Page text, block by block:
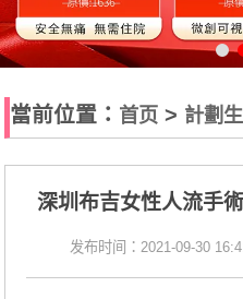
當前位置： 首页 > 計劃
深圳布吉女性人流手
发布时间：2021-09-30